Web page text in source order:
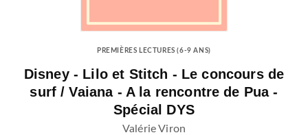
PREMIÈRES LECTURES (6-9 ANS)
Disney - Lilo et Stitch - Le concours de
surf / Vaiana - A la rencontre de Pua -
Spécial DYS
Valérie Viron